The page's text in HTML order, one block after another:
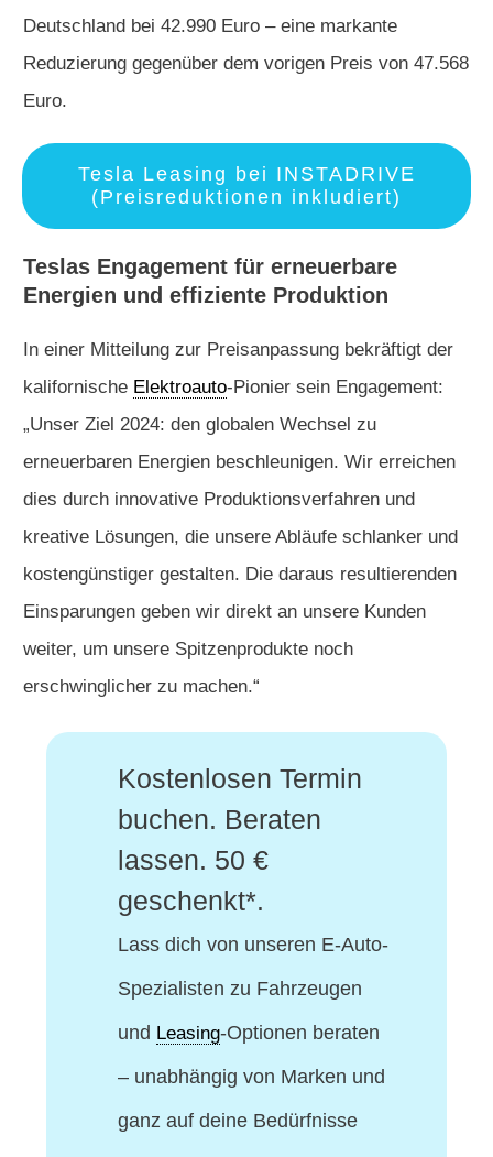
Deutschland bei 42.990 Euro – eine markante
Reduzierung gegenüber dem vorigen Preis von 47.568
Euro.
Tesla Leasing bei INSTADRIVE
(Preisreduktionen inkludiert)
Teslas Engagement für erneuerbare
Energien und effiziente Produktion
In einer Mitteilung zur Preisanpassung bekräftigt der
kalifornische Elektroauto-Pionier sein Engagement:
„Unser Ziel 2024: den globalen Wechsel zu
erneuerbaren Energien beschleunigen. Wir erreichen
dies durch innovative Produktionsverfahren und
kreative Lösungen, die unsere Abläufe schlanker und
kostengünstiger gestalten. Die daraus resultierenden
Einsparungen geben wir direkt an unsere Kunden
weiter, um unsere Spitzenprodukte noch
erschwinglicher zu machen.“
Kostenlosen Termin
buchen. Beraten
lassen. 50 €
geschenkt*.
Lass dich von unseren E-Auto-
Spezialisten zu Fahrzeugen
und Leasing-Optionen beraten
– unabhängig von Marken und
ganz auf deine Bedürfnisse